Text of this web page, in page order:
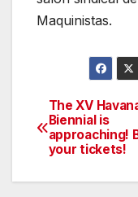
Maquinistas.
Post
The XV
Biennial is
approaching!
your tickets!